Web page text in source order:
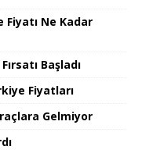
Ne Kadar
Başladı
Fiyatları
Gelmiyor